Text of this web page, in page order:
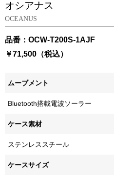
オシアナス
OCEANUS
品番：OCW-T200S-1AJF
￥71,500（税込）
ムーブメント
Bluetooth搭載電波ソーラー
ケース素材
ステンレススチール
ケースサイズ